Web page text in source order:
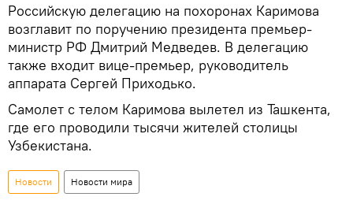
Российскую делегацию на похоронах Каримова
возглавит по поручению президента премьер-
министр РФ Дмитрий Медведев. В делегацию
также входит вице-премьер, руководитель
аппарата Сергей Приходько.
Самолет с телом Каримова вылетел из Ташкента,
где его проводили тысячи жителей столицы
Узбекистана.
Новости Новости мира